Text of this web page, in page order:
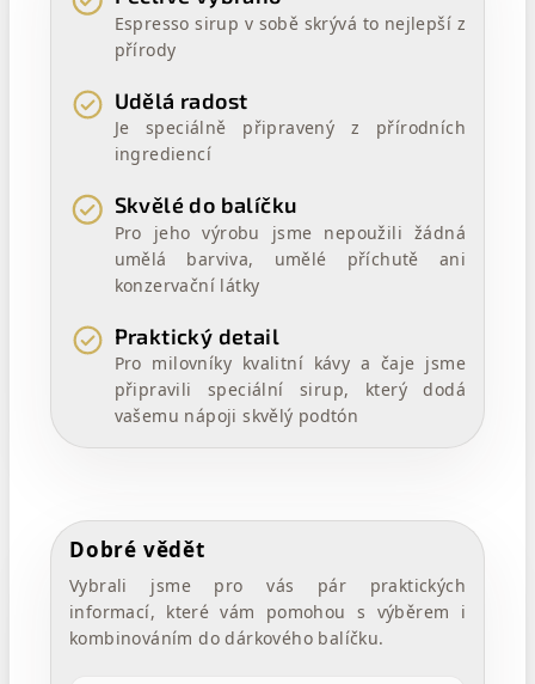
Espresso sirup v sobě skrývá to nejlepší z
přírody
Udělá radost
Je speciálně připravený z přírodních
ingrediencí
Skvělé do balíčku
Pro jeho výrobu jsme nepoužili žádná
umělá barviva, umělé příchutě ani
konzervační látky
Praktický detail
Pro milovníky kvalitní kávy a čaje jsme
připravili speciální sirup, který dodá
vašemu nápoji skvělý podtón
Dobré vědět
Vybrali jsme pro vás pár praktických
informací, které vám pomohou s výběrem i
kombinováním do dárkového balíčku.